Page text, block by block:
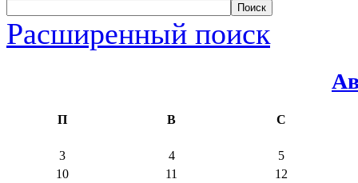
Расширенный поиск
П В С
3 4
5
10
11
12